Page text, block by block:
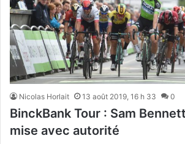
Nicolas Horlait 13 août 2019, 16 h 33 0
BinckBank Tour : Sam
mise avec autorité